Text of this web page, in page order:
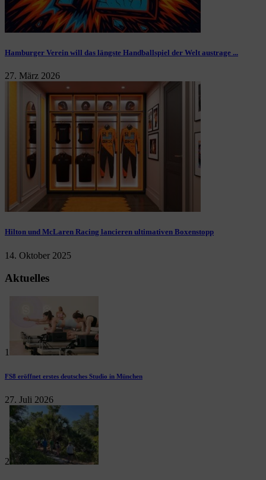
Hamburger Verein will das längste Handballspiel der Welt austrage ...
27. März 2026
Hilton und McLaren Racing lancieren ultimativen Boxenstopp
14. Oktober 2025
Aktuelles
1
FS8 eröffnet erstes deutsches Studio in München
27. Juli 2026
2